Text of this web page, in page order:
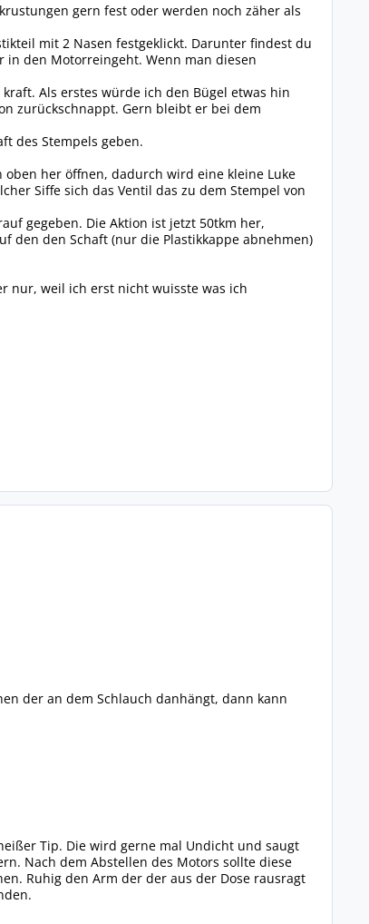
gern fest oder werden noch zäher als
mit 2 Nasen festgeklickt. Darunter findest du
den Motorreingeht. Wenn man diesen
Als erstes würde ich den Bügel etwas hin
zurückschnappt. Gern bleibt er bei dem
des Stempels geben.
her öffnen, dadurch wird eine kleine Luke
Siffe sich das Ventil das zu dem Stempel von
gegeben. Die Aktion ist jetzt 50tkm her,
den den Schaft (nur die Plastikkappe abnehmen)
nur, weil ich erst nicht wuisste was ich
der an dem Schlauch danhängt, dann kann
Tip. Die wird gerne mal Undicht und saugt
Nach dem Abstellen des Motors sollte diese
Ruhig den Arm der der aus der Dose rausragt